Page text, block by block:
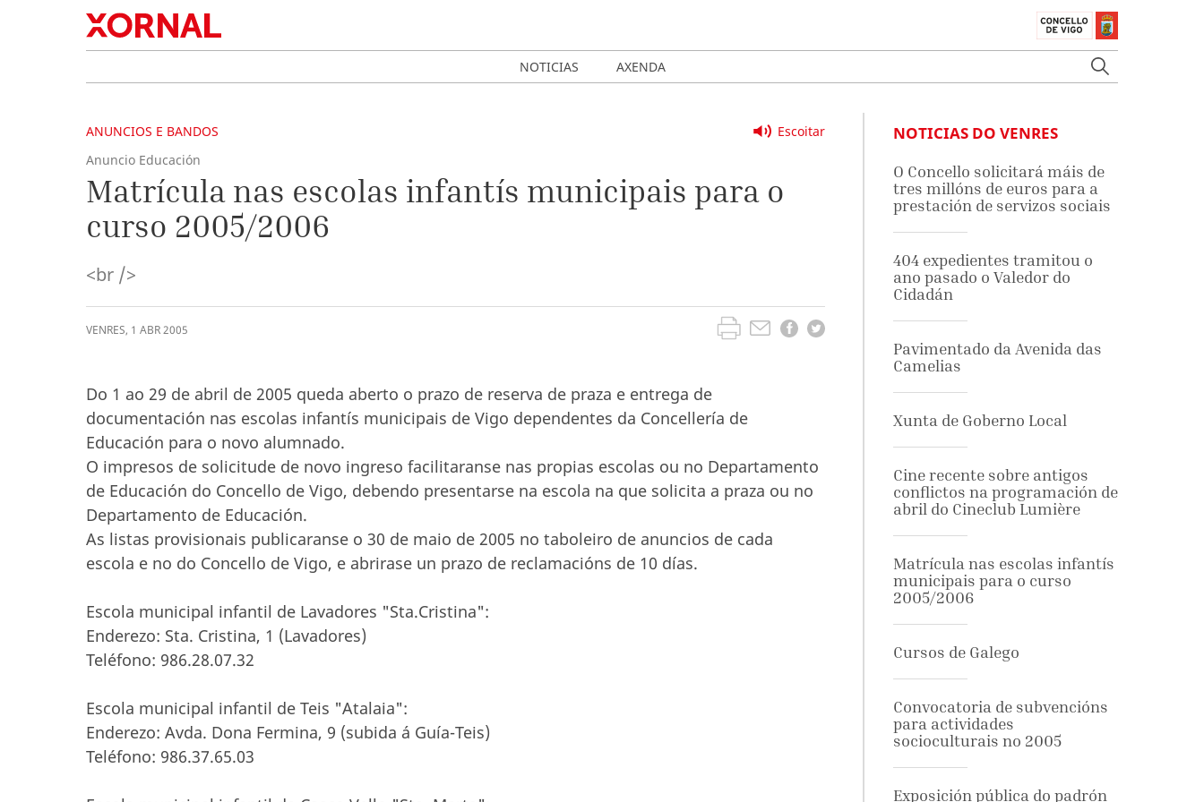
NOTICIAS AXENDA
Escoitar
ANUNCIOS E BANDOS
Anuncio Educación
Matrícula nas escolas infantís municipais para o
curso 2005/2006
<br />
VENRES, 1 ABR2005
Do 1 ao 29 de abril de 2005 queda aberto o prazo de reserva de praza e entrega de
documentación nas escolas infantís municipais de Vigo dependentes da Concellería de
Educación para o novo alumnado.
O impresos de solicitude de novo ingreso facilitaranse nas propias escolas ou no Departamento
de Educación do Concello de Vigo, debendo presentarse na escola na que solicita a praza ou no
Departamento de Educación.
As listas provisionais publicaranse o 30 de maio de 2005 no taboleiro de anuncios de cada
escola e no do Concello de Vigo, e abrirase un prazo de reclamacións de 10 días.
Escola municipal infantil de Lavadores "Sta.Cristina":
Enderezo: Sta. Cristina, 1 (Lavadores)
Teléfono: 986.28.07.32
Escola municipal infantil de Teis "Atalaia":
Enderezo: Avda. Dona Fermina, 9 (subida á Guía-Teis)
Teléfono: 986.37.65.03
NOTICIAS DO VENRES
O Concello solicitará máis de
tres millóns de euros para a
prestación de servizos sociais
404 expedientes tramitou o
ano pasado o Valedor do
Cidadán
Pavimentado da Avenida das
Camelias
Xunta de Goberno Local
Cine recente sobre antigos
conflictos na programación de
abril do Cineclub Lumière
Matrícula nas escolas infantís
municipais para o curso
2005/2006
Cursos de Galego
Convocatoria de subvencións
para actividades
socioculturais no 2005
Exposición pública do padrón